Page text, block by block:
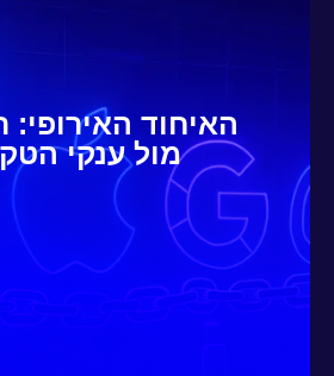
האיחוד האירופי:
מול ענקי